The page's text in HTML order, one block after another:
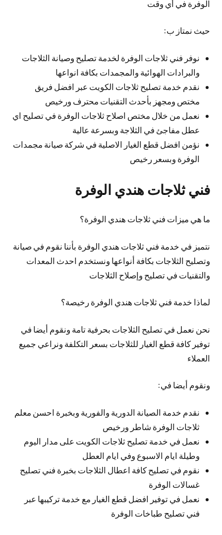
الوفرة في أي وقت
حيث نمتاز ب:
نوفر فني ثلاجات الوفرة لخدمة تصليح وصيانة الثلاجات
والبرادات الهوائية والمجمدات بكافة انواعها
نقدم خدمة تصليح ثلاجات الكويت عبر افضل فريق
مختص ومجهز بأحدث التقنيات محترف ورخيص
نعمل من خلال مختص اصلاح ثلاجات الوفرة في تصليح اي
عطل مفاجئ في الثلاجة وبسرعة عالية
نؤمن افضل قطع الغيار الاصلية في شركة صيانة مجمدات
الوفرة وبسعر رخيص
فني ثلاجات هندي الوفرة
ما هي ميزات فني ثلاجات هندي الوفرة؟
نتميز في خدمة فني ثلاجات هندي الوفرة بأننا نقوم في صيانة
وتصليح الثلاجات بكافة أنواعها ونستخدم احدث المعدات
والتقنيات في تصليح وإصلاح الثلاجات
لماذا خدمة فني ثلاجات هندي الوفرة رخيصة؟
نحن نعمل في تصليح الثلاجات بحرفية تامة ونقوم أيضا في
توفير كافة قطع الغيار للثلاجات بسعر التكلفة ونراعي جميع
العملاء
ونقوم أيضا في:
نقدم خدمة الصيانة الدورية والفورية وبخبرة احسن معلم
ثلاجات الوفرة شاطر ورخيص
نعمل في خدمة تصليح ثلاجات الكويت على مدار اليوم
وطيلة ايام الاسبوع وفي ايام العطل
نقوم في تصليح كافة اعطال الثلاجات بخبرة فني تصليح
غسالات الوفرة
نعمل في توفير افضل قطع الغيار مع خدمة تركيبها عبر
فني تصليح طباخات الوفرة